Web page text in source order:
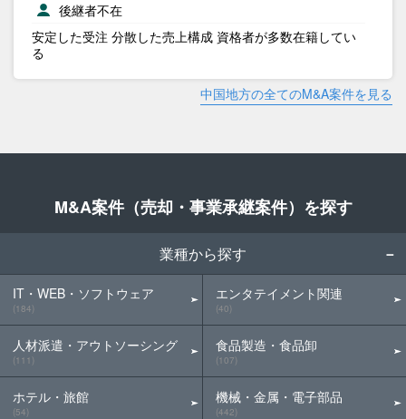
後継者不在
安定した受注 分散した売上構成 資格者が多数在籍してい
る
中国地方の全てのM&A案件を見る
M&A案件（売却・事業承継案件）を探す
業種から探す
IT・WEB・ソフトウェア
(184)
人材派遣・アウトソーシング
(111)
ホテル・旅館
(54)
エンタテイメント関連
(40)
食品製造・食品卸
(107)
機械・金属・電子部品
(442)